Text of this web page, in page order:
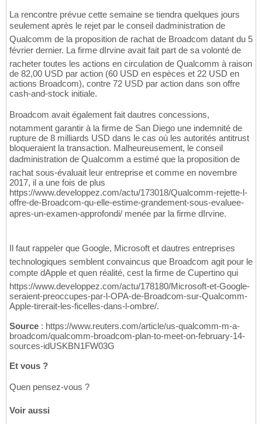
La rencontre prévue cette semaine se tiendra quelques jours
seulement après le rejet par le conseil dadministration de
Qualcomm de la proposition de rachat de Broadcom datant du 5
février dernier. La firme dIrvine avait fait part de sa volonté de
racheter toutes les actions en circulation de Qualcomm à raison
de 82,00 USD par action (60 USD en espèces et 22 USD en
actions Broadcom), contre 72 USD par action dans son offre
cash-and-stock initiale.
Broadcom avait également fait dautres concessions,
notamment garantir à la firme de San Diego une indemnité de
rupture de 8 milliards USD dans le cas où les autorités antitrust
bloqueraient la transaction. Malheureusement, le conseil
dadministration de Qualcomm a estimé que la proposition de
rachat sous-évaluait leur entreprise et comme en novembre
2017, il a une fois de plus
https://www.developpez.com/actu/173018/Qualcomm-rejette-l-
offre-de-Broadcom-qu-elle-estime-grandement-sous-evaluee-
apres-un-examen-approfondi/ menée par la firme dIrvine.
Il faut rappeler que Google, Microsoft et dautres entreprises
technologiques semblent convaincus que Broadcom agit pour le
compte dApple et quen réalité, cest la firme de Cupertino qui
https://www.developpez.com/actu/178180/Microsoft-et-Google-
seraient-preoccupes-par-l-OPA-de-Broadcom-sur-Qualcomm-
Apple-tirerait-les-ficelles-dans-l-ombre/.
Source : https://www.reuters.com/article/us-qualcomm-m-a-
broadcom/qualcomm-broadcom-plan-to-meet-on-february-14-
sources-idUSKBN1FW03G
Et vous ?
Quen pensez-vous ?
Voir aussi